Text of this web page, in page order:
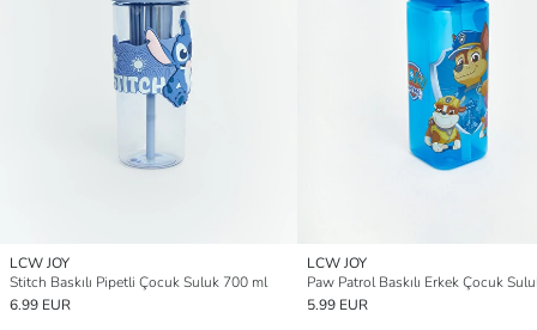
LCW JOY
Stitch Baskılı Pipetli Çocuk Suluk 700 ml
6.99 EUR
LCW JOY
5.99 EUR